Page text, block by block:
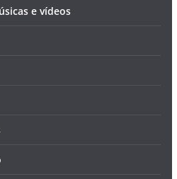
e vídeos